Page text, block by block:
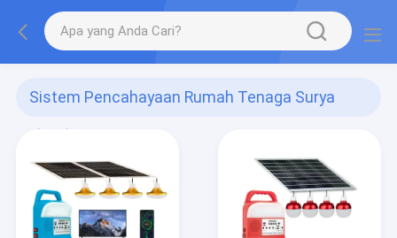
Sistem Pencahayaan Rumah Tenaga Surya